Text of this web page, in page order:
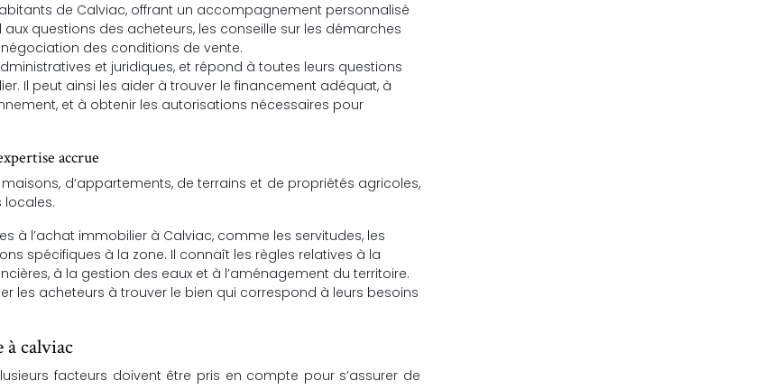
de Calviac, offrant un accompagnement personnalisé
questions des acheteurs, les conseille sur les démarches
des conditions de vente.
et juridiques, et répond à toutes leurs questions
Il peut ainsi les aider à trouver le financement adéquat, à
et à obtenir les autorisations nécessaires pour
accrue
d’appartements, de terrains et de propriétés agricoles,
locales.
à l’achat immobilier à Calviac, comme les servitudes, les
spécifiques à la zone. Il connaît les règles relatives à la
à la gestion des eaux et à l’aménagement du territoire.
les acheteurs à trouver le bien qui correspond à leurs besoins
calviac
facteurs doivent être pris en compte pour s’assurer de